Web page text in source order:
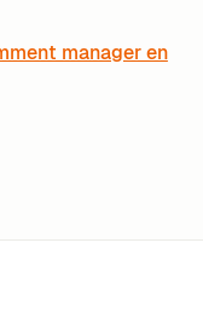
manager en